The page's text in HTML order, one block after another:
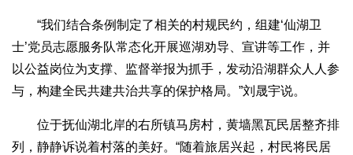
“我们结合条例制定了相关的村规民约，组建‘仙湖卫
士’党员志愿服务队常态化开展巡湖劝导、宣讲等工作，并
以公益岗位为支撑、监督举报为抓手，发动沿湖群众人人参
与，构建全民共建共治共享的保护格局。”刘晟宇说。
位于抚仙湖北岸的右所镇马房村，黄墙黑瓦民居整齐排
列，静静诉说着村落的美好。“随着旅居兴起，村民将民居